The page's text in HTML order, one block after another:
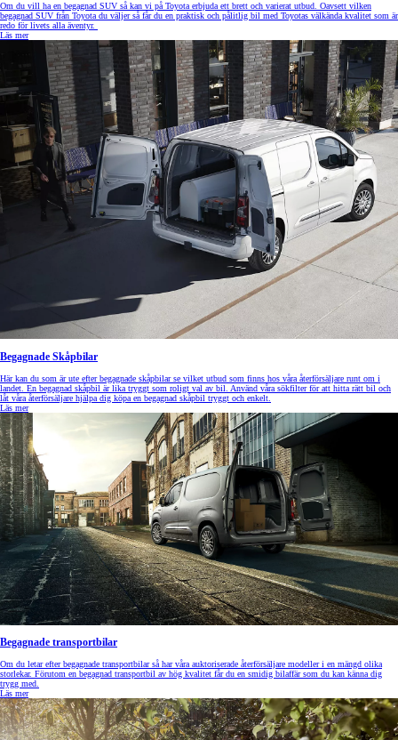
Om du vill ha en begagnad SUV så kan vi på Toyota erbjuda ett brett och varierat utbud. Oavsett vilken
begagnad SUV från Toyota du väljer så får du en praktisk och pålitlig bil med Toyotas välkända kvalitet som är
redo för livets alla äventyr.
Läs mer
Begagnade Skåpbilar
Här kan du som är ute efter begagnade skåpbilar se vilket utbud som finns hos våra återförsäljare runt om i
landet. En begagnad skåpbil är lika tryggt som roligt val av bil. Använd våra sökfilter för att hitta rätt bil och
låt våra återförsäljare hjälpa dig köpa en begagnad skåpbil tryggt och enkelt.
Läs mer
Begagnade transportbilar
Om du letar efter begagnade transportbilar så har våra auktoriserade återförsäljare modeller i en mängd olika
storlekar. Förutom en begagnad transportbil av hög kvalitet får du en smidig bilaffär som du kan känna dig
trygg med.
Läs mer